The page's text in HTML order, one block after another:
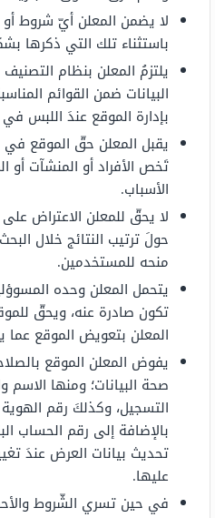
لا يضمن المعلن أيّ شروط
باستثناء تلك التي ذكرها
يلتزمُ المعلن بنظام
البيانات ضمن القوائم
بإدارة الموقع عندَ اللبس
يقبل المعلن حقّ الموقع
تَخص الأفراد أو المنشآت أو
الأسباب.
لا يحقّ للمعلن الاعتراض
حولَ ترتيب النتائج خلال
منحه للمستخدمين.
يتحمل المعلن وحده
تكون صادرة عنه، ويحقّ
المعلن بتعويض الموقع عما
يفوض المعلن الموقع
صحة البيانات؛ ومنها الاسم
التسجيل، وكذلكَ رقم الهوية
بالإضافة إلى رقم الحساب
تحديث بيانات العرض عندَ
عليها.
في حين تسري الشّروط